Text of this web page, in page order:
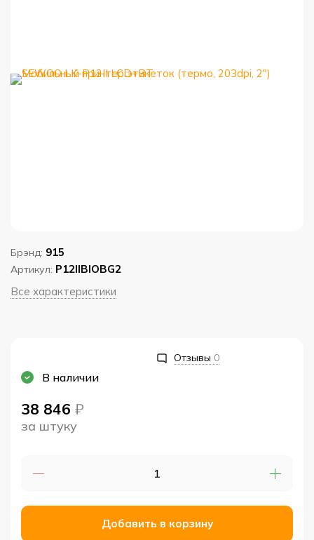
Брэнд: 915
Артикул: P12IIBIOBG2
Все характеристики
Отзывы 0
В наличии
38 846 ₽
за штуку
Добавить в корзину